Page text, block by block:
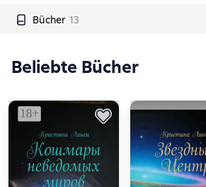
Bücher 13
Beliebte Bücher